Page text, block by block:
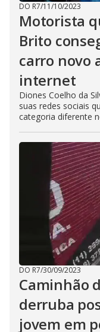
DO R7/11/10/2023
Motorista
Brito
carro novo
internet
Diones Coelho da
suas redes sociais
categoria diferente
DO R7/30/09/2023
Caminhão
derruba
jovem em